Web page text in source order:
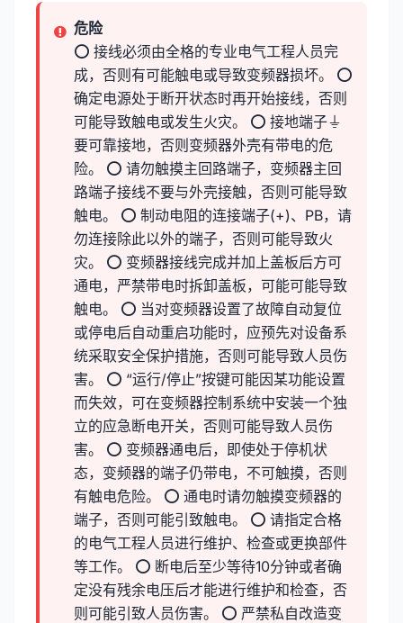
危险
⭕ 接线必须由全格的专业电气工程人员完
成，否则有可能触电或导致变频器损坏。 ⭕
确定电源处于断开状态时再开始接线，否则
可能导致触电或发生火灾。 ⭕ 接地端子⏚
要可靠接地，否则变频器外壳有带电的危
险。 ⭕ 请勿触摸主回路端子，变频器主回
路端子接线不要与外壳接触，否则可能导致
触电。 ⭕ 制动电阻的连接端子(+)、PB，请
勿连接除此以外的端子，否则可能导致火
灾。 ⭕ 变频器接线完成并加上盖板后方可
通电，严禁带电时拆卸盖板，可能可能导致
触电。 ⭕ 当对变频器设置了故障自动复位
或停电后自动重启功能时，应预先对设备系
统采取安全保护措施，否则可能导致人员伤
害。 ⭕ “运行/停止”按键可能因某功能设置
而失效，可在变频器控制系统中安装一个独
立的应急断电开关，否则可能导致人员伤
害。 ⭕ 变频器通电后，即使处于停机状
态，变频器的端子仍带电，不可触摸，否则
有触电危险。 ⭕ 通电时请勿触摸变频器的
端子，否则可能引致触电。 ⭕ 请指定合格
的电气工程人员进行维护、检查或更换部件
等工作。 ⭕ 断电后至少等待10分钟或者确
定没有残余电压后才能进行维护和检查，否
则可能引致人员伤害。 ⭕ 严禁私自改造变